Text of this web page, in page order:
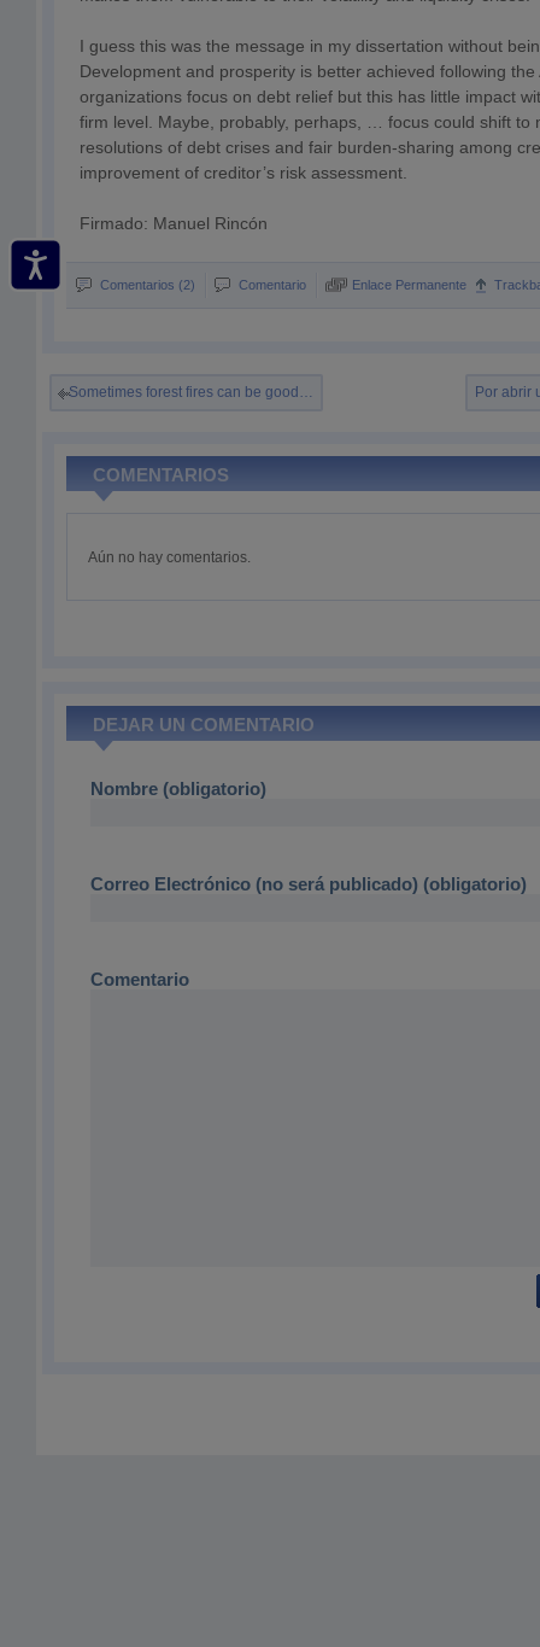
I guess this was the message in my dissertation without
Development and prosperity is better achieved following
organizations focus on debt relief but this has little impact
firm level. Maybe, probably, perhaps, … focus could shift to
resolutions of debt crises and fair burden-sharing among
improvement of creditor’s risk assessment.
Firmado: Manuel Rincón
Comentarios (2) Comentario Enlace Permanente
Sometimes forest fires can be good… Por abrir
COMENTARIOS
Aún no hay comentarios.
DEJAR UN COMENTARIO
Nombre (obligatorio)
Correo Electrónico (no será publicado) (obligatorio)
Comentario